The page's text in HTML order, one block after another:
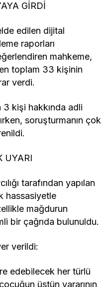
GİRDİ
edilen dijital
raporları
mahkeme,
toplam 33 kişinin
verdi.
3 kişi hakkında adli
soruşturmanın çok
UYARI
tarafından yapılan
hassasiyetle
mağdurun
bir çağrıda bulunuldu.
verildi:
edebilecek her türlü
üstün yararının